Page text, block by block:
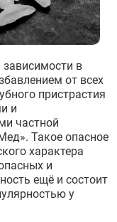
зависимости в
от всех
пристрастия
и
частной
Такое опасное
характера
и
ещё и состоит
у